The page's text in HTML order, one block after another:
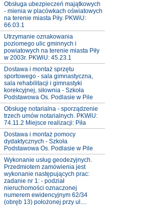
Obsługa ubezpieczeń majątkowych
- mienia w placówkach oświatowych
na terenie miasta Piły. PKWiU:
66.03.1
Utrzymanie oznakowania
poziomego ulic gminnych i
powiatowych na terenie miasta Piły
w 2003r. PKWiU: 45.23.1
Dostawa i montaż sprzętu
sportowego - sala gimnastyczna,
sala rehabilitacji i gimnastyki
korekcyjnej, siłownia - Szkoła
Podstawowa Os. Podlasie w Pile
Obsługę notarialna - sporządzenie
trzech umów notarialnych. PKWiU:
74.11.2 Miejsce realizacji: Piła
Dostawa i montaż pomocy
dydaktycznych - Szkoła
Podstawowa Os. Podlasie w Pile
Wykonanie usług geodezyjnych.
Przedmiotem zamówienia jest
wykonanie następujących prac:
zadanie nr 1: - podział
nieruchomości oznaczonej
numerem ewidencyjnym 62/34
(obręb 13) położonej przy ul....